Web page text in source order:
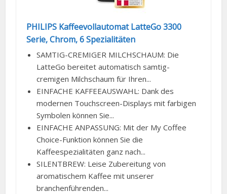
PHILIPS Kaffeevollautomat LatteGo 3300
Serie, Chrom, 6 Spezialitäten
SAMTIG-CREMIGER MILCHSCHAUM: Die
LatteGo bereitet automatisch samtig-
cremigen Milchschaum für Ihren...
EINFACHE KAFFEEAUSWAHL: Dank des
modernen Touchscreen-Displays mit farbigen
Symbolen können Sie...
EINFACHE ANPASSUNG: Mit der My Coffee
Choice-Funktion können Sie die
Kaffeespezialitäten ganz nach...
SILENTBREW: Leise Zubereitung von
aromatischem Kaffee mit unserer
branchenführenden...